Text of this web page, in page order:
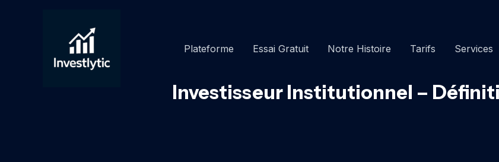
Plateforme
Essai Gratuit Notre Histoire Tarifs Services
Investisseur Institutionnel –